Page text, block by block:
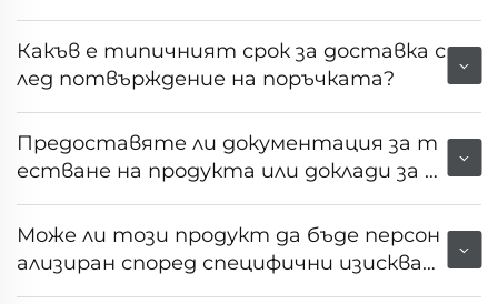
т на това оборудване?
Какъв е типичният срок за доставка с
лед потвърждение на поръчката?
Предоставяте ли документация за т
естване на продукта или доклади за н
еговата производителност?
Може ли този продукт да бъде персон
ализиран според специфични изискван
ия на пазара или клиента?